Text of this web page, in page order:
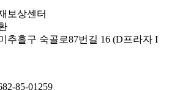
보상센터
추홀구 숙골로87번길 16 (D프라자 I
85-01259